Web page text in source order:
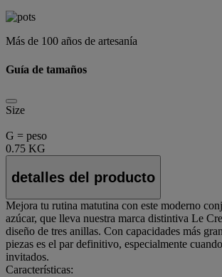
Más de 100 años de artesanía
Guía de tamaños
Size
G = peso
0.75 KG
detalles del producto
Mejora tu rutina matutina con este moderno
azúcar, que lleva nuestra marca distintiva Le
diseño de tres anillas. Con capacidades más
piezas es el par definitivo, especialmente
invitados.
Características: